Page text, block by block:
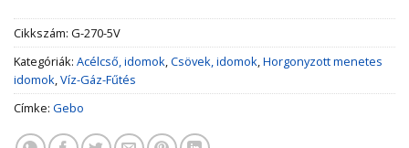
Cikkszám: G-270-5V
Kategóriák: Acélcső, idomok,Csövek, idomok,Horgonyzott menetes
idomok,Víz-Gáz-Fűtés
Címke: Gebo